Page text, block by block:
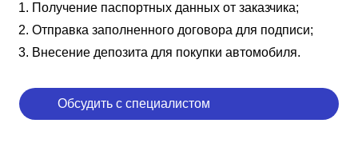
Получение паспортных данных от заказчика;
Отправка заполненного договора для подписи;
Внесение депозита для покупки автомобиля.
Обсудить с специалистом